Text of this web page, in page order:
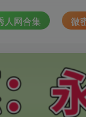
人网合集 微